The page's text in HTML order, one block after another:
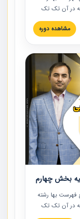
که در آن تک تک
شده است. این
عملیات
مهندسی
شده و به تمام
هستند حتما
مشاهده دوره
بخش چهارم
فهرست بها رشته
که در آن تک تک
شده است. این